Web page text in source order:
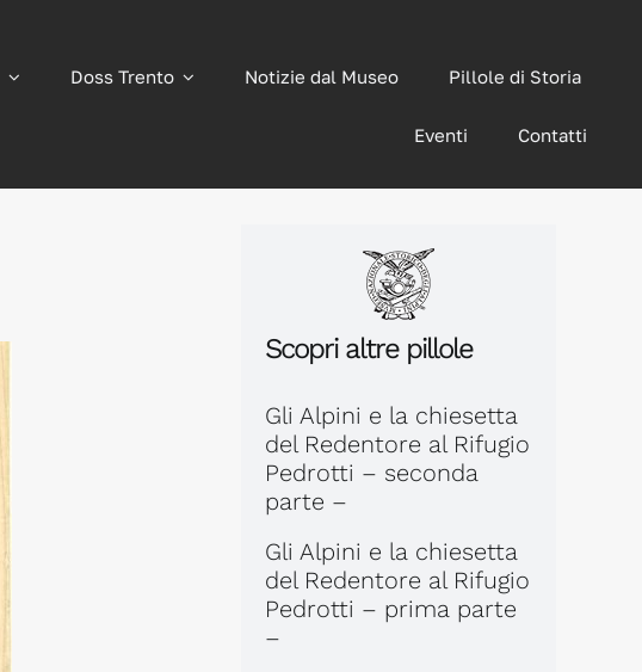
Doss Trento Notizie dal Museo Pillole di Storia
Eventi Contatti
Scopri altre pillole
Gli Alpini e la chiesetta
del Redentore al Rifugio
Pedrotti – seconda
parte –
Gli Alpini e la chiesetta
del Redentore al Rifugio
Pedrotti – prima parte
–